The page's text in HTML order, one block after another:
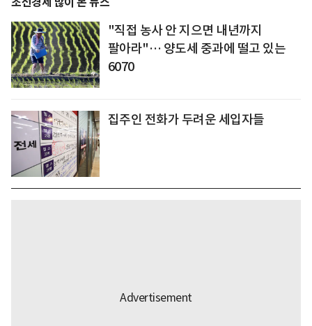
"직접 농사 안 지으면 내년까지
팔아라"… 양도세 중과에 떨고 있는
6070
집주인 전화가 두려운 세입자들